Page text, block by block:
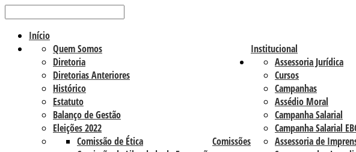
Início
Institucional
Quem Somos
Diretoria
Diretorias Anteriores
Histórico
Estatuto
Balanço de Gestão
Eleições 2022
Comissões
Comissão de Ética
Assessoria Jurídica
Cursos
Campanhas
Assédio Moral
Campanha Salarial
Campanha Salarial
Assessoria de